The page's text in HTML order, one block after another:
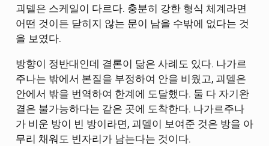
괴델은 스케일이 다르다. 충분히 강한 형식 체계라면
어떤 것이든 닫히지 않는 문이 남을 수밖에 없다는 것
을 보였다.
방향이 정반대인데 결론이 닮은 사례도 있다. 나가르
주나는 밖에서 본질을 부정하여 안을 비웠고, 괴델은
안에서 밖을 번역하여 한계에 도달했다. 둘 다 자기완
결은 불가능하다는 같은 곳에 도착한다. 나가르주나
가 비운 방이 빈 방이라면, 괴델이 보여준 것은 방을 아
무리 채워도 빈자리가 남는다는 것이다.